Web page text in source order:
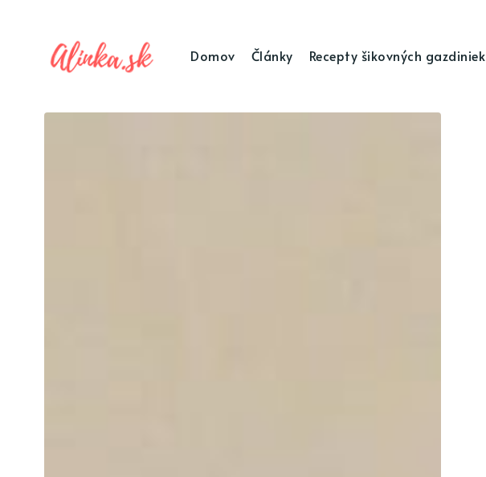
Domov Články Recepty šikovných gazdiniek